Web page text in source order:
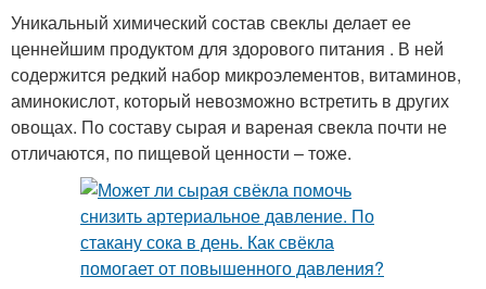
Уникальный химический состав свеклы делает ее
ценнейшим продуктом для здорового питания . В ней
содержится редкий набор микроэлементов, витаминов,
аминокислот, который невозможно встретить в других
овощах. По составу сырая и вареная свекла почти не
отличаются, по пищевой ценности – тоже.